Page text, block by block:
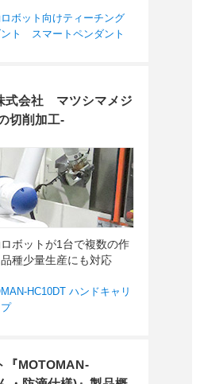
ボット向けティーチング
ト スマートペンダント
式会社 マツシマメジ
切削加工-
ボットが1台で複数の作
種少量生産にも対応
HC10DT ハンドキャリ
『MOTOMAN-